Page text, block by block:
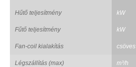
Hűtő teljesítmény kW
Fűtő teljesítmény kW
Fan-coil kialakítás csöves
Légszállítás (max) m³/h